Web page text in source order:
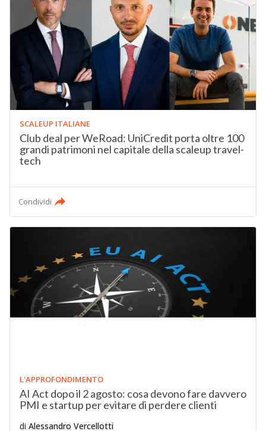
SCALEUP ITALIANE
Club deal per WeRoad: UniCredit porta oltre 100
grandi patrimoni nel capitale della scaleup travel-
tech
Condividi
L'APPROFONDIMENTO
AI Act dopo il 2 agosto: cosa devono fare davvero
PMI e startup per evitare di perdere clienti
di Alessandro Vercellotti